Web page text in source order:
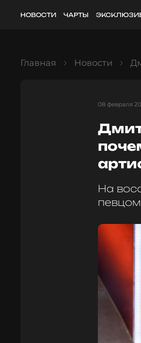
НОВОСТИ ЧАРТЫ
Главная Новости
08 февраля
На